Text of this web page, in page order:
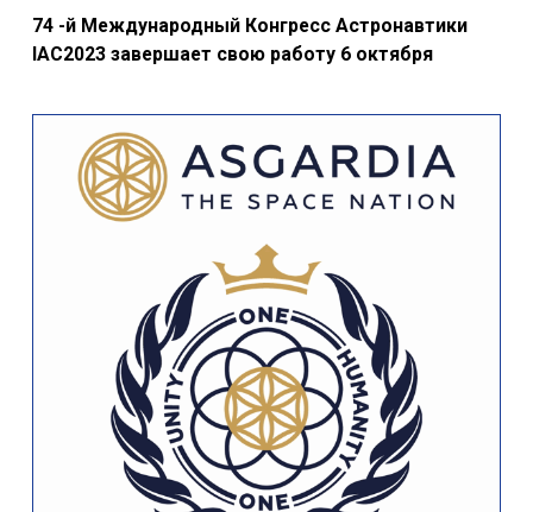
74 -й Международный Конгресс Астронавтики
IAC2023 завершает свою работу 6 октября